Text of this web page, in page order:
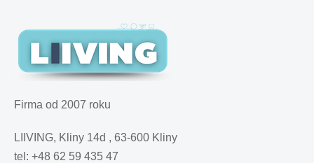
Firma od 2007 roku
LIIVING, Kliny 14d , 63-600 Kliny
tel: +48 62 59 435 47